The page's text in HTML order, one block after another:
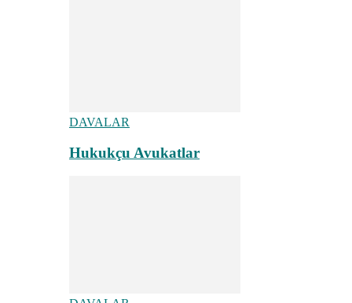
DAVALAR
Hukukçu Avukatlar